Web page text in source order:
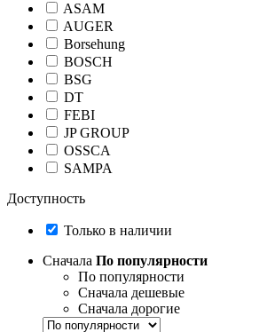
ASAM
AUGER
Borsehung
BOSCH
BSG
DT
FEBI
JP GROUP
OSSCA
SAMPA
Доступность
Только в наличии
Сначала По популярности
По популярности
Сначала дешевые
Сначала дорогие